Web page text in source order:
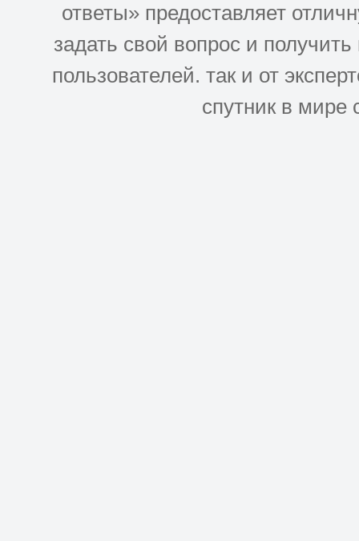
ответы» предоставляет
задать свой вопрос и
пользователей. так и от
спутник в